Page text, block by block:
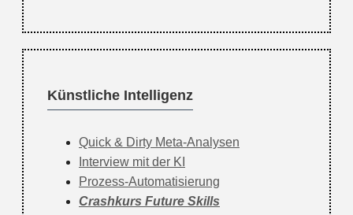
Künstliche Intelligenz
Quick & Dirty Meta-Analysen
Interview mit der KI
Prozess-Automatisierung
Crashkurs Future Skills